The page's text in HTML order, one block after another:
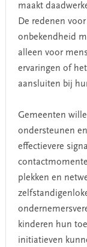
maakt
De redenen
onbekendheid
alleen voor
ervaringen of
aansluiten bij
Gemeenten
ondersteunen
effectievere
plekken en
kinderen hun
initiatieven